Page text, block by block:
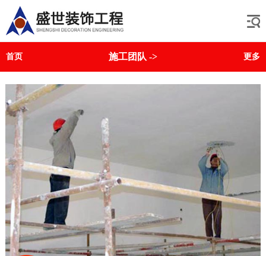
首页 施工团队 -> 更多